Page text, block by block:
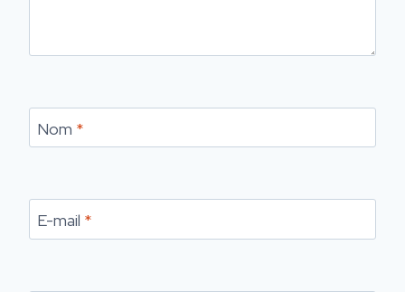
Nom *
E-mail *